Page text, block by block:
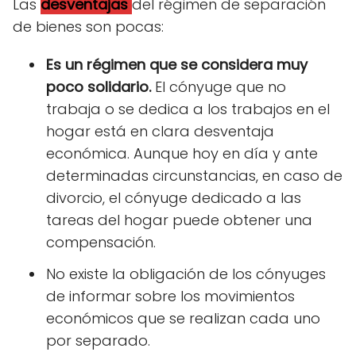
Las desventajas del régimen de separación
de bienes son pocas:
Es un régimen que se considera muy
poco solidario. El cónyuge que no
trabaja o se dedica a los trabajos en el
hogar está en clara desventaja
económica. Aunque hoy en día y ante
determinadas circunstancias, en caso de
divorcio, el cónyuge dedicado a las
tareas del hogar puede obtener una
compensación.
No existe la obligación de los cónyuges
de informar sobre los movimientos
económicos que se realizan cada uno
por separado.